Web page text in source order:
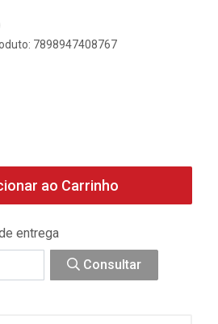
7898947408767
ao Carrinho
entrega
Consultar